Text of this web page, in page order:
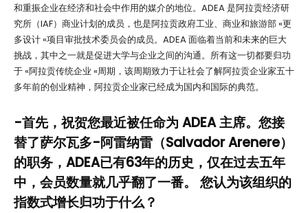
和重振企业在经济和社会中作用的媒介的地位。ADEA 是阿拉贡经济研
究所（IAF）商业计划的成员，也是阿拉贡政府工业、商业和旅游部 «更
多设计 «项目审批技术委员会的成员。ADEA 面临着当前和未来的巨大
挑战，其中之一就是促进大学与企业之间的沟通。所有这一切都要归功
于 «阿拉贡传统企业 «周期，该周期致力于让社会了解阿拉贡企业家五十
多年前的创业精神，阿拉贡企业家已经成为国内和国际的典范。
-首先，祝贺您最近被任命为 ADEA 主席。您接
替了萨尔瓦多-阿雷纳雷（Salvador Arenere）
的职务，ADEA已有63年的历史，仅在过去五年
中，会员数量就几乎翻了一番。 您认为该组织的
指数式增长归功于什么？